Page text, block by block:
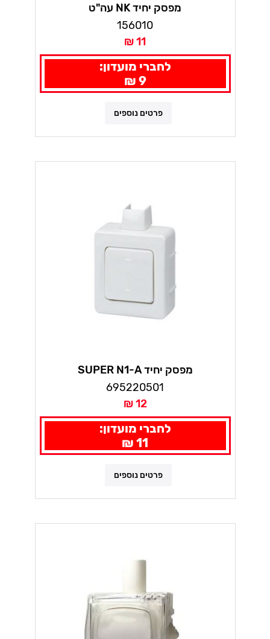
מפסק יחיד NK עה"ט
156010
11 ₪
לחברי מועדון:
9 ₪
פרטים נוספים
מפסק יחיד SUPER N1-A
695220501
12 ₪
לחברי מועדון:
11 ₪
פרטים נוספים